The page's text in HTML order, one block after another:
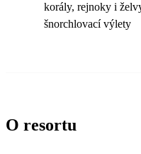
korály, rejnoky i
šnorchlovací výlety
O resortu